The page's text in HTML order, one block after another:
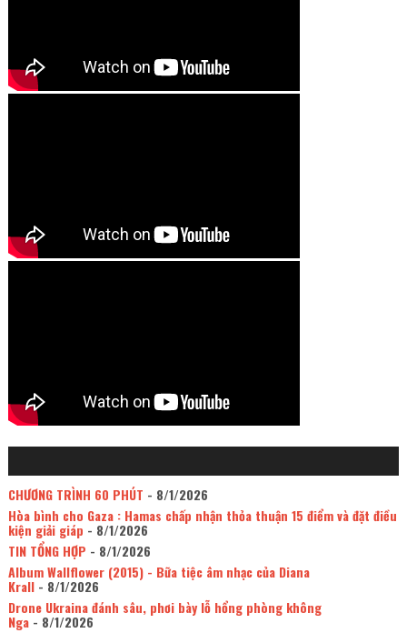
CHƯƠNG TRÌNH 60 PHÚT - 8/1/2026
Hòa bình cho Gaza : Hamas chấp nhận thỏa thuận 15 điểm và đặt điều
kiện giải giáp - 8/1/2026
TIN TỔNG HỢP - 8/1/2026
Album Wallflower (2015) - Bữa tiệc âm nhạc của Diana
Krall- 8/1/2026
Drone Ukraina đánh sâu, phơi bày lỗ hổng phòng không
Nga- 8/1/2026